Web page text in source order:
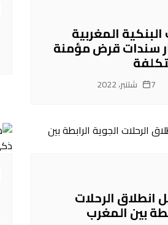
المغربية
سندات قرض مؤمنة
7 شتنبر، 2022
الرحلات
بين المغرب